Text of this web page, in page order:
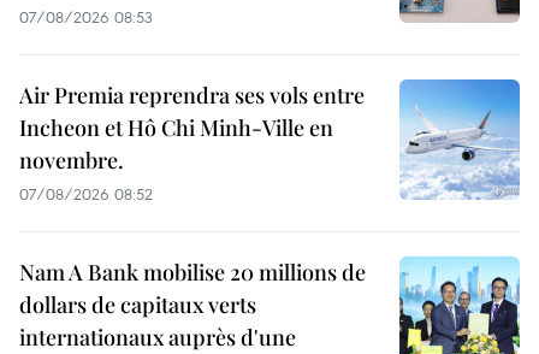
07/08/2026 08:53
Air Premia reprendra ses vols entre
Incheon et Hô Chi Minh-Ville en
novembre.
07/08/2026 08:52
Nam A Bank mobilise 20 millions de
dollars de capitaux verts
internationaux auprès d'une